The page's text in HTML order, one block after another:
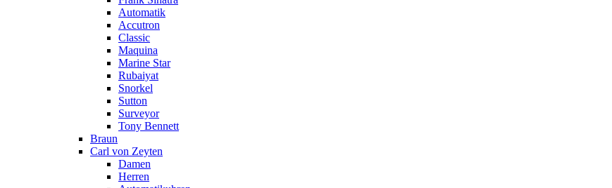
Automatik
Accutron
Classic
Maquina
Marine Star
Rubaiyat
Snorkel
Sutton
Surveyor
Tony Bennett
Braun
Carl von Zeyten
Damen
Herren